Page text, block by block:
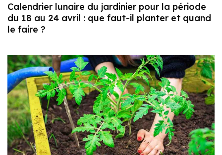
Calendrier lunaire du jardinier pour la période
du 18 au 24 avril : que faut-il planter et quand
le faire ?